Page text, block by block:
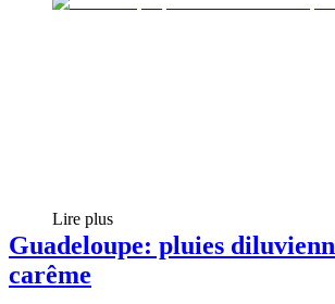
Lire plus
Guadeloupe: pluies
carême